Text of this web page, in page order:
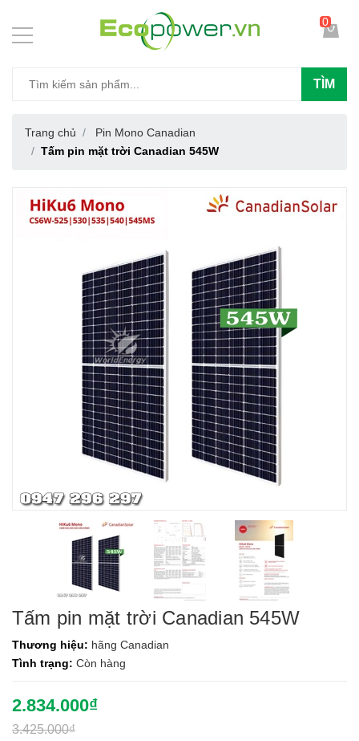
TÌM
0
Trang chủ
Pin Mono Canadian
Tấm pin mặt trời Canadian 545W
Tấm pin mặt trời Canadian 545W
Thương hiệu: hãng Canadian
Tình trạng: Còn hàng
2.834.000₫
3.425.000₫